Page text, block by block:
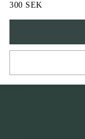
300 SEK
M/L